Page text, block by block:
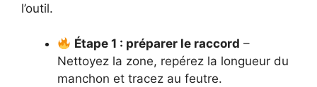
l’outil.
Étape 1 : préparer le raccord –
Nettoyez la zone, repérez la longueur du
manchon et tracez au feutre.